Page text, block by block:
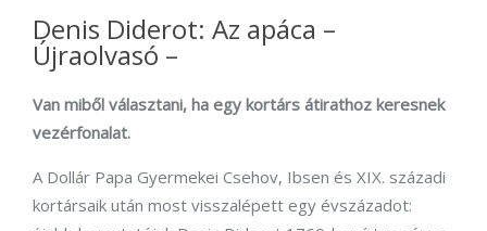
Denis Diderot: Az apáca –
Újraolvasó –
Van miből választani, ha egy kortárs átirathoz keresnek
vezérfonalat.
A Dollár Papa Gyermekei Csehov, Ibsen és XIX. századi
kortársaik után most visszalépett egy évszázadot: